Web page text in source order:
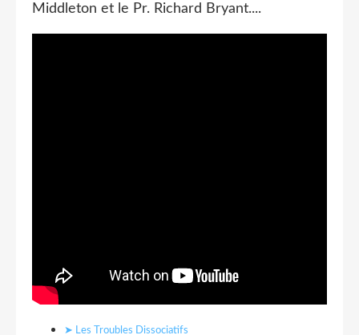
Middleton et le Pr. Richard Bryant....
➤ Les Troubles Dissociatifs